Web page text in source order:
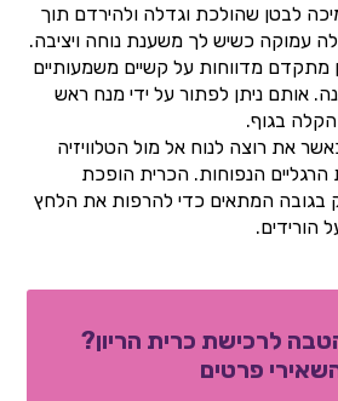
לבטן שהולכת וגדלה ולהירדם תוך
עמוקה כשיש לך משענת נוחה ויציבה.
מתקדם מדווחות על קשיים משמעותיים
אותם ניתן לפתור על ידי מנח ראש
בגוף.
את רוצה לנוח אל מול הטלוויזיה
הנפוחות. הכרית הופכת
בגובה המתאים כדי להרפות את הלחץ
הורידים.
לרכישת כרית הריון?
פרטים